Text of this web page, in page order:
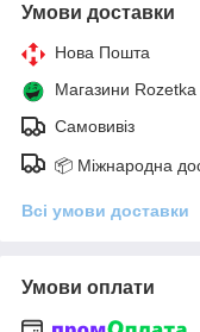
Умови доставки
Нова Пошта
Магазини Rozetka
Самовивіз
📦 Міжнародна
Всі умови доставки
Умови оплати